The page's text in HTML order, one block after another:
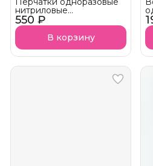
550 ₽
нитриловые
неопудренные Тиффани
В корзину